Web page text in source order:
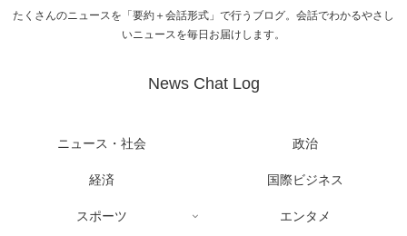
たくさんのニュースを「要約＋会話形式」で行うブログ。会話でわかるやさし
いニュースを毎日お届けします。
News Chat Log
ニュース・社会 政治
経済 国際ビジネス
スポーツ エンタメ